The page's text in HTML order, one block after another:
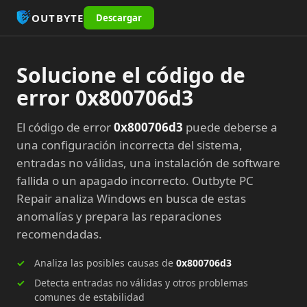
OUTBYTE Descargar
Solucione el código de
error 0x800706d3
El código de error0x800706d3 puede deberse a
una configuración incorrecta del sistema,
entradas no válidas, una instalación de software
fallida o un apagado incorrecto. Outbyte PC
Repair analiza Windows en busca de estas
anomalías y prepara las reparaciones
recomendadas.
Analiza las posibles causas de 0x800706d3
Detecta entradas no válidas y otros problemas
comunes de estabilidad